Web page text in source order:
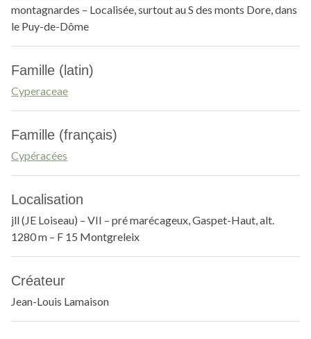
montagnardes – Localisée, surtout au S des monts Dore, dans
le Puy-de-Dôme
Famille (latin)
Cyperaceae
Famille (français)
Cypéracées
Localisation
jll (JE Loiseau) – VII – pré marécageux, Gaspet-Haut, alt.
1280 m – F 15 Montgreleix
Créateur
Jean-Louis Lamaison